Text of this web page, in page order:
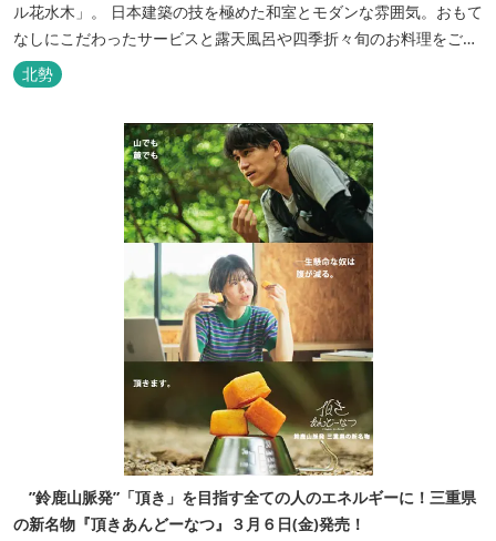
ル花水木」。 日本建築の技を極めた和室とモダンな雰囲気。おもて
なしにこだわったサービスと露天風呂や四季折々旬のお料理をご満
喫いただけます。
北勢
”鈴鹿山脈発”「頂き」を目指す全ての人のエネルギーに！三重県
の新名物『頂きあんどーなつ』３月６日(金)発売！